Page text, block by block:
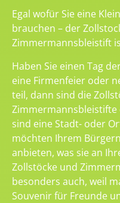
Egal wofür Sie eine
brauchen – der
Zimmermannsbleistift
Haben Sie einen Tag
eine Firmenfeier oder
teil, dann sind die
Zimmermannsbleistifte
sind eine Stadt- oder
möchten Ihrem
anbieten, was sie an
Zollstöcke und
besonders auch, weil
Souvenir für Freunde